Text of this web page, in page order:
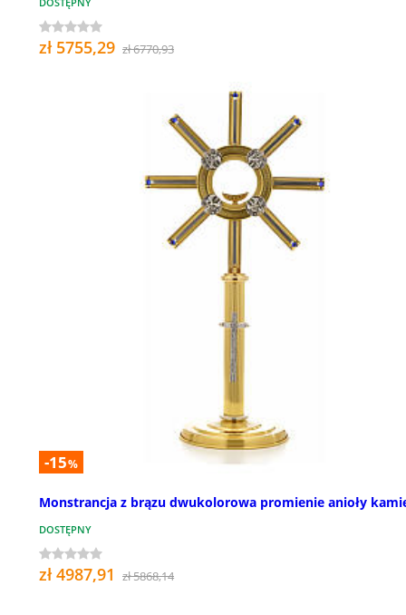
zł 5755,29 zł 6770,93
-15%
Monstrancja z brązu dwukolorowa promienie anioły
DOSTĘPNY
zł 4987,91 zł 5868,14